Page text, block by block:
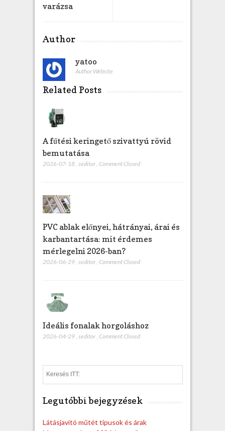
varázsa
Author
yatoo
Author Website
Related Posts
A fűtési keringető szivattyú rövid
bemutatása
2026-07-18 seditor Comment Closed
PVC ablak előnyei, hátrányai, árai és
karbantartása: mit érdemes
mérlegelni 2026-ban?
2026-06-29, seditor, Comment Closed
Ideális fonalak horgoláshoz
2026-04-29 seditor Comment Closed
e
Legutóbbi bejegyzések
Látásjavító műtét típusok és árak